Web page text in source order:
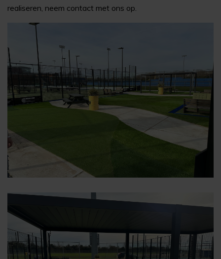
realiseren, neem contact met ons op.